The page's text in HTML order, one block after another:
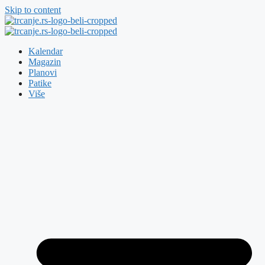
Skip to content
Kalendar
Magazin
Planovi
Patike
Više